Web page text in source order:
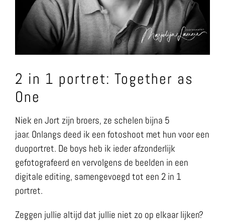
2 in 1 portret: Together as
One
Niek en Jort zijn broers, ze schelen bijna 5
jaar. Onlangs deed ik een fotoshoot met hun voor een
duoportret. De boys heb ik ieder afzonderlijk
gefotografeerd en vervolgens de beelden in een
digitale editing, samengevoegd tot een 2 in 1
portret.
Zeggen jullie altijd dat jullie niet zo op elkaar lijken?